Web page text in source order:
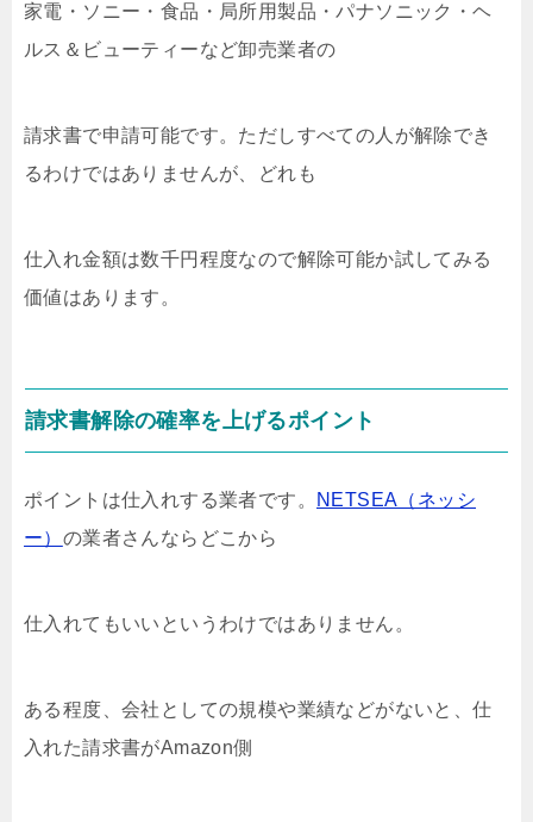
家電・ソニー・食品・局所用製品・パナソニック・ヘ
ルス＆ビューティーなど卸売業者の
請求書で申請可能です。ただしすべての人が解除でき
るわけではありませんが、どれも
仕入れ金額は数千円程度なので解除可能か試してみる
価値はあります。
請求書解除の確率を上げるポイント
ポイントは仕入れする業者です。
NETSEA（ネッシ
ー） の業者さんならどこから
仕入れてもいいというわけではありません。
ある程度、会社としての規模や業績などがないと、仕
入れた請求書がAmazon側